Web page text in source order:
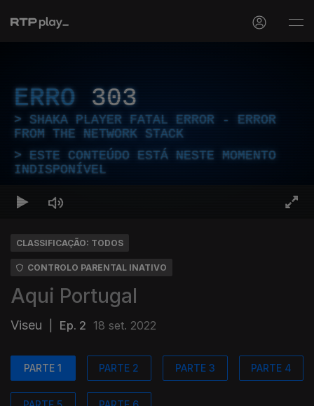
ERRO 303
SHAKA PLAYER FATAL ERROR - ERROR
FROM THE NETWORK STACK
ESTE CONTEÚDO ESTÁ NESTE MOMENTO
INDISPONÍVEL
CLASSIFICAÇÃO: TODOS
CONTROLO PARENTAL INATIVO
Aqui Portugal
Viseu Ep. 2 18 set. 2022
PARTE 1 PARTE 2 PARTE 3 PARTE 4